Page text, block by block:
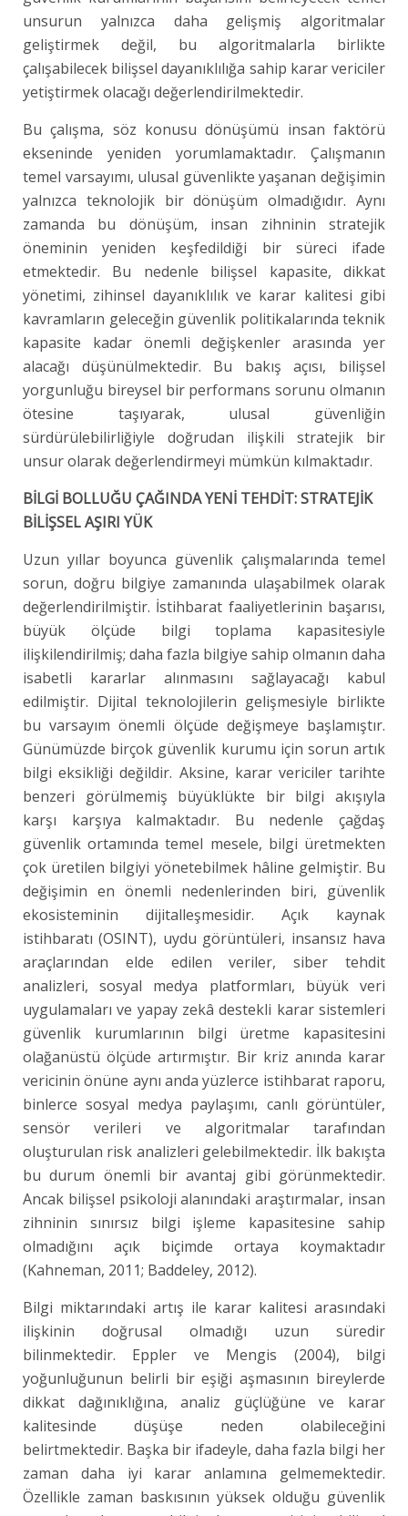
unsurun yalnızca daha gelişmiş algoritmalar
geliştirmek değil, bu algoritmalarla birlikte
çalışabilecek bilişsel dayanıklılığa sahip karar vericiler
yetiştirmek olacağı değerlendirilmektedir.
Bu çalışma, söz konusu dönüşümü insan faktörü
ekseninde yeniden yorumlamaktadır. Çalışmanın
temel varsayımı, ulusal güvenlikte yaşanan değişimin
yalnızca teknolojik bir dönüşüm olmadığıdır. Aynı
zamanda bu dönüşüm, insan zihninin stratejik
öneminin yeniden keşfedildiği bir süreci ifade
etmektedir. Bu nedenle bilişsel kapasite, dikkat
yönetimi, zihinsel dayanıklılık ve karar kalitesi gibi
kavramların geleceğin güvenlik politikalarında teknik
kapasite kadar önemli değişkenler arasında yer
alacağı düşünülmektedir. Bu bakış açısı, bilişsel
yorgunluğu bireysel bir performans sorunu olmanın
ötesine taşıyarak, ulusal güvenliğin
sürdürülebilirliğiyle doğrudan ilişkili stratejik bir
unsur olarak değerlendirmeyi mümkün kılmaktadır.
BİLGİ BOLLUĞU ÇAĞINDA YENİ TEHDİT: STRATEJİK
BİLİŞSEL AŞIRI YÜK
Uzun yıllar boyunca güvenlik çalışmalarında temel
sorun, doğru bilgiye zamanında ulaşabilmek olarak
değerlendirilmiştir. İstihbarat faaliyetlerinin başarısı,
büyük ölçüde bilgi toplama kapasitesiyle
ilişkilendirilmiş; daha fazla bilgiye sahip olmanın daha
isabetli kararlar alınmasını sağlayacağı kabul
edilmiştir. Dijital teknolojilerin gelişmesiyle birlikte
bu varsayım önemli ölçüde değişmeye başlamıştır.
Günümüzde birçok güvenlik kurumu için sorun artık
bilgi eksikliği değildir. Aksine, karar vericiler tarihte
benzeri görülmemiş büyüklükte bir bilgi akışıyla
karşı karşıya kalmaktadır. Bu nedenle çağdaş
güvenlik ortamında temel mesele, bilgi üretmekten
çok üretilen bilgiyi yönetebilmek hâline gelmiştir. Bu
değişimin en önemli nedenlerinden biri, güvenlik
ekosisteminin dijitalleşmesidir. Açık kaynak
istihbaratı (OSINT), uydu görüntüleri, insansız hava
araçlarından elde edilen veriler, siber tehdit
analizleri, sosyal medya platformları, büyük veri
uygulamaları ve yapay zekâ destekli karar sistemleri
güvenlik kurumlarının bilgi üretme kapasitesini
olağanüstü ölçüde artırmıştır. Bir kriz anında karar
vericinin önüne aynı anda yüzlerce istihbarat raporu,
binlerce sosyal medya paylaşımı, canlı görüntüler,
sensör verileri ve algoritmalar tarafından
oluşturulan risk analizleri gelebilmektedir. İlk bakışta
bu durum önemli bir avantaj gibi görünmektedir.
Ancak bilişsel psikoloji alanındaki araştırmalar, insan
zihninin sınırsız bilgi işleme kapasitesine sahip
olmadığını açık biçimde ortaya koymaktadır
(Kahneman, 2011; Baddeley, 2012).
Bilgi miktarındaki artış ile karar kalitesi arasındaki
ilişkinin doğrusal olmadığı uzun süredir
bilinmektedir. Eppler ve Mengis (2004), bilgi
yoğunluğunun belirli bir eşiği aşmasının bireylerde
dikkat dağınıklığına, analiz güçlüğüne ve karar
kalitesinde düşüşe neden olabileceğini
belirtmektedir. Başka bir ifadeyle, daha fazla bilgi her
zaman daha iyi karar anlamına gelmemektedir.
Özellikle zaman baskısının yüksek olduğu güvenlik